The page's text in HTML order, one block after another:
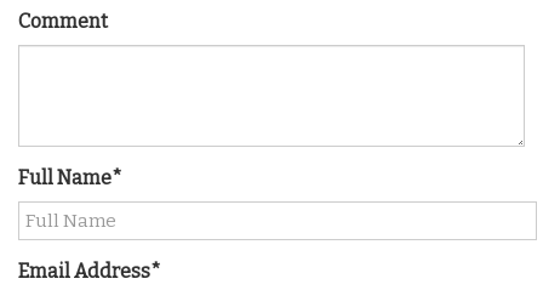
Comment
Full Name*
Email Address*